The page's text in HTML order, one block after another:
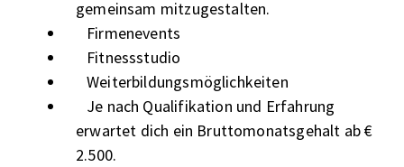
gemeinsam mitzugestalten.
Firmenevents
Fitnessstudio
Weiterbildungsmöglichkeiten
Je nach Qualifikation und Erfahrung
erwartet dich ein Bruttomonatsgehalt ab €
2.500.